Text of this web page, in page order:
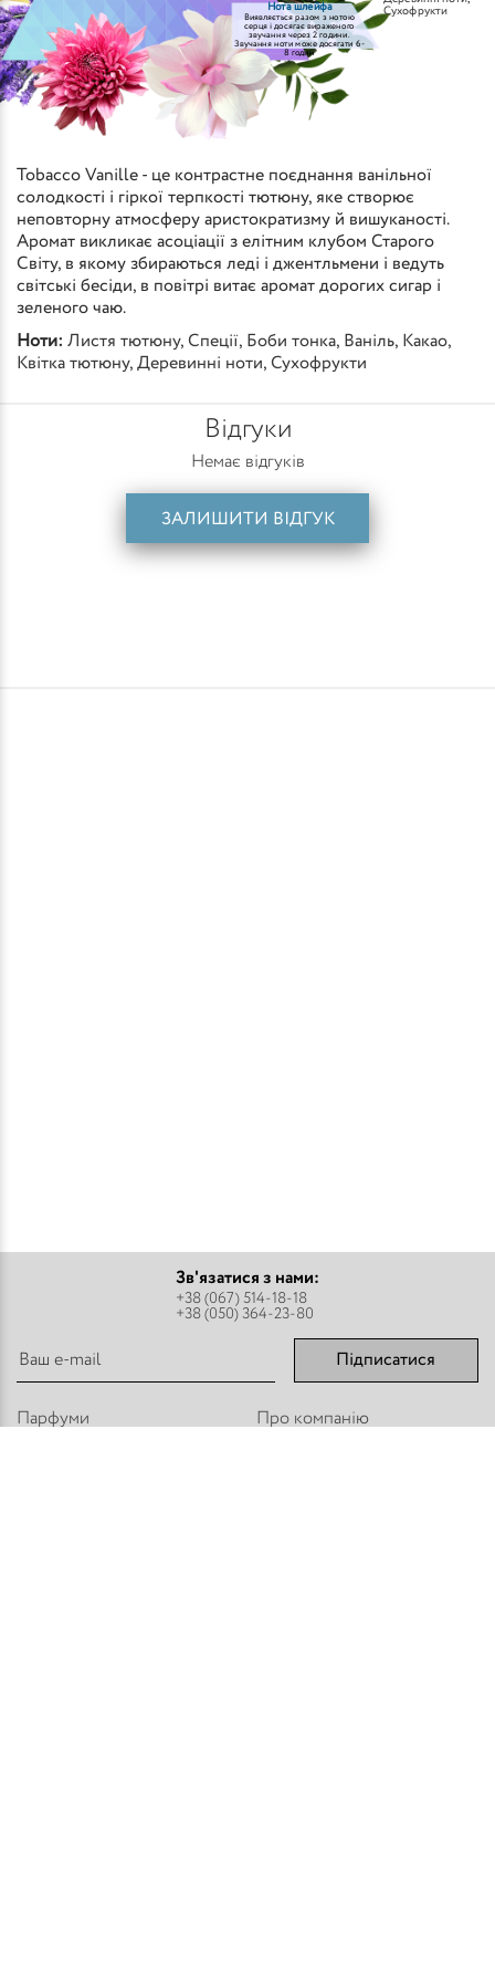
Нота шлейфа
Виявляється разом з нотою
серця і досягає вираженого
звучання через 2 години.
Звучання ноти може досягати 6-
8 годин
Сухофрукти
Tobacco Vanille - це контрастне поєднання ванільної
солодкості і гіркої терпкості тютюну, яке створює
неповторну атмосферу аристократизму й вишуканості.
Аромат викликає асоціації з елітним клубом Старого
Світу, в якому збираються леді і джентльмени і ведуть
світські бесіди, в повітрі витає аромат дорогих сигар і
зеленого чаю.
Ноти: Листя тютюну, Спеції, Боби тонка, Ваніль, Какао,
Квітка тютюну, Деревинні ноти, Сухофрукти
Відгуки
Немає відгуків
ЗАЛИШИТИ ВІДГУК
Зв'язатися з нами:
+38 (067) 514-18-18
+38 (050) 364-23-80
Підписатися
Парфуми
Про компанію